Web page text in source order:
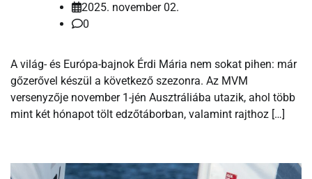
2025. november 02.
0
A világ- és Európa-bajnok Érdi Mária nem sokat pihen: már
gőzerővel készül a következő szezonra. Az MVM
versenyzője november 1-jén Ausztráliába utazik, ahol több
mint két hónapot tölt edzőtáborban, valamint rajthoz […]